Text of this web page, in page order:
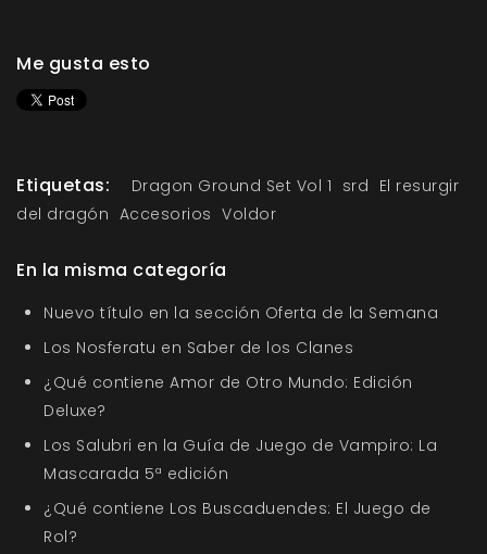
Me gusta esto
Etiquetas: Dragon Ground Set Vol 1 srd El resurgir
del dragón Accesorios Voldor
En la misma categoría
Nuevo título en la sección Oferta de la Semana
Los Nosferatu en Saber de los Clanes
¿Qué contiene Amor de Otro Mundo: Edición
Deluxe?
Los Salubri en la Guía de Juego de Vampiro: La
Mascarada 5ª edición
¿Qué contiene Los Buscaduendes: El Juego de
Rol?